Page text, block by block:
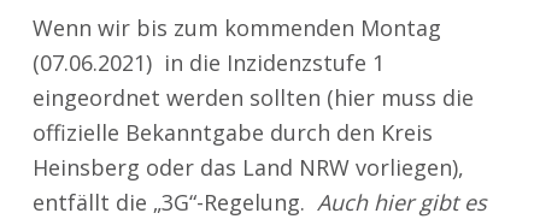
Wenn wir bis zum kommenden Montag
(07.06.2021) in die Inzidenzstufe 1
eingeordnet werden sollten (hier muss die
offizielle Bekanntgabe durch den Kreis
Heinsberg oder das Land NRW vorliegen),
entfällt die „3G“-Regelung. Auch hier gibt es